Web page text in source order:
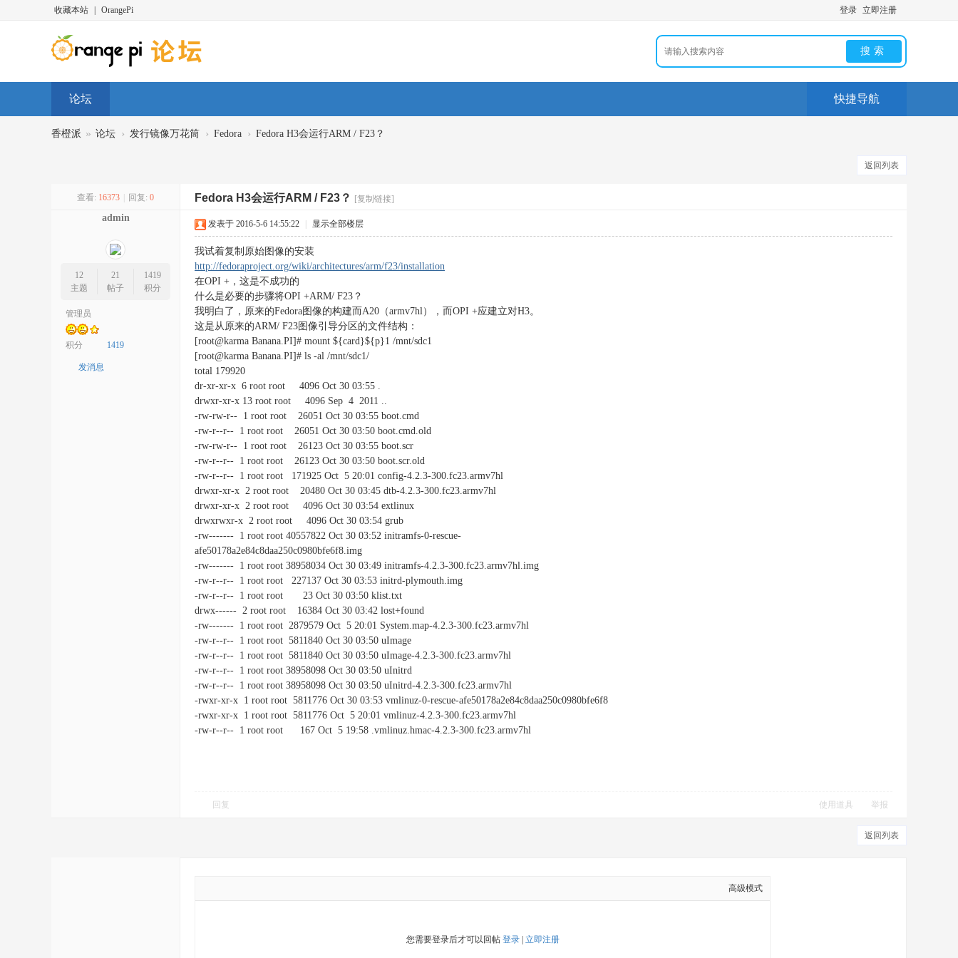
收藏本站 OrangePi 登录 立即注册
搜索
论坛 快捷导航
香橙派 » 论坛 › 发行镜像万花筒 › Fedora › Fedora H3会运行ARM / F23？
返回列表
查看: 16373 回复: 0 Fedora H3会运行ARM / F23？ [复制链接]
admin
12
主题
21
帖子
1419
积分
管理员
积分 1419
发消息
发表于 2016-5-6 14:55:22 显示全部楼层
我试着复制原始图像的安装
http://fedoraproject.org/wiki/architectures/arm/f23/installation
在OPI +，这是不成功的
什么是必要的步骤将OPI +ARM/ F23？
我明白了，原来的Fedora图像的构建而A20（armv7hl），而OPI +应建立对H3。
这是从原来的ARM/ F23图像引导分区的文件结构：
[root@karma Banana.PI]# mount ${card}${p}1 /mnt/sdc1
[root@karma Banana.PI]# ls -al /mnt/sdc1/
total 179920
dr-xr-xr-x 6 root root 4096 Oct 30 03:55 .
drwxr-xr-x 13 root root 4096 Sep 4 2011 ..
-rw-rw-r-- 1 root root 26051 Oct 30 03:55 boot.cmd
-rw-r--r-- 1 root root 26051 Oct 30 03:50 boot.cmd.old
-rw-rw-r-- 1 root root 26123 Oct 30 03:55 boot.scr
-rw-r--r-- 1 root root 26123 Oct 30 03:50 boot.scr.old
-rw-r--r-- 1 root root 171925 Oct 5 20:01 config-4.2.3-300.fc23.armv7hl
drwxr-xr-x 2 root root 20480 Oct 30 03:45 dtb-4.2.3-300.fc23.armv7hl
drwxr-xr-x 2 root root 4096 Oct 30 03:54 extlinux
drwxrwxr-x 2 root root 4096 Oct 30 03:54 grub
-rw------- 1 root root 40557822 Oct 30 03:52 initramfs-0-rescue-
afe50178a2e84c8daa250c0980bfe6f8.img
-rw------- 1 root root 38958034 Oct 30 03:49 initramfs-4.2.3-300.fc23.armv7hl.img
-rw-r--r-- 1 root root 227137 Oct 30 03:53 initrd-plymouth.img
-rw-r--r-- 1 root root 23 Oct 30 03:50 klist.txt
drwx------ 2 root root 16384 Oct 30 03:42 lost+found
-rw------- 1 root root 2879579 Oct 5 20:01 System.map-4.2.3-300.fc23.armv7hl
-rw-r--r-- 1 root root 5811840 Oct 30 03:50 uImage
-rw-r--r-- 1 root root 5811840 Oct 30 03:50 uImage-4.2.3-300.fc23.armv7hl
-rw-r--r-- 1 root root 38958098 Oct 30 03:50 uInitrd
-rw-r--r-- 1 root root 38958098 Oct 30 03:50 uInitrd-4.2.3-300.fc23.armv7hl
-rwxr-xr-x 1 root root 5811776 Oct 30 03:53 vmlinuz-0-rescue-afe50178a2e84c8daa250c0980bfe6f8
-rwxr-xr-x 1 root root 5811776 Oct 5 20:01 vmlinuz-4.2.3-300.fc23.armv7hl
-rw-r--r-- 1 root root 167 Oct 5 19:58 .vmlinuz.hmac-4.2.3-300.fc23.armv7hl
回复 使用道具 举报
返回列表
高级模式
您需要登录后才可以回帖 登录| 立即注册